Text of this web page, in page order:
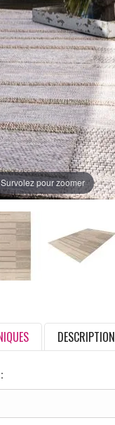
Survolez pour zoomer
DESCRIPTION